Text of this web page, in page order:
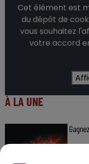
Cet élément est
du dépôt de
vous souhaitez
votre accord
À LA UNE